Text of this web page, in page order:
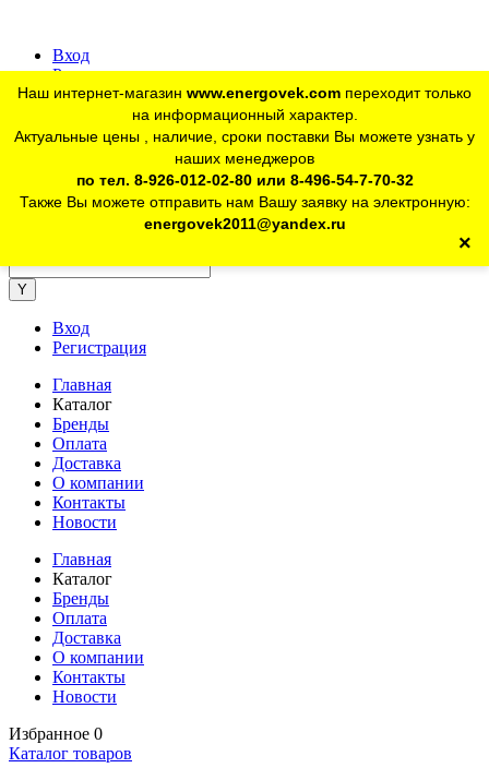
Вход
Регистрация
Для юр. лиц:+7 (926) 012-02-80
telegram Розничный магазин:+7 (925) 902-46-10
Наш интернет-магазин www.energovek.com переходит только
на информационный характер.
Актуальные цены , наличие, сроки поставки Вы можете узнать у
наших менеджеров
по тел. 8-926-012-02-80 или 8-496-54-7-70-32
Также Вы можете отправить нам Вашу заявку на электронную:
energovek2011@yandex.ru
×
Вход
Регистрация
Главная
Каталог
Бренды
Оплата
Доставка
О компании
Контакты
Новости
Главная
Каталог
Бренды
Оплата
Доставка
О компании
Контакты
Новости
Избранное 0
Каталог товаров